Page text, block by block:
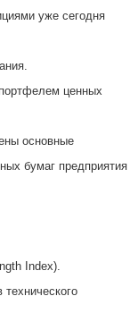
уже сегодня
ценных
основные
бумаг предприятия
Index).